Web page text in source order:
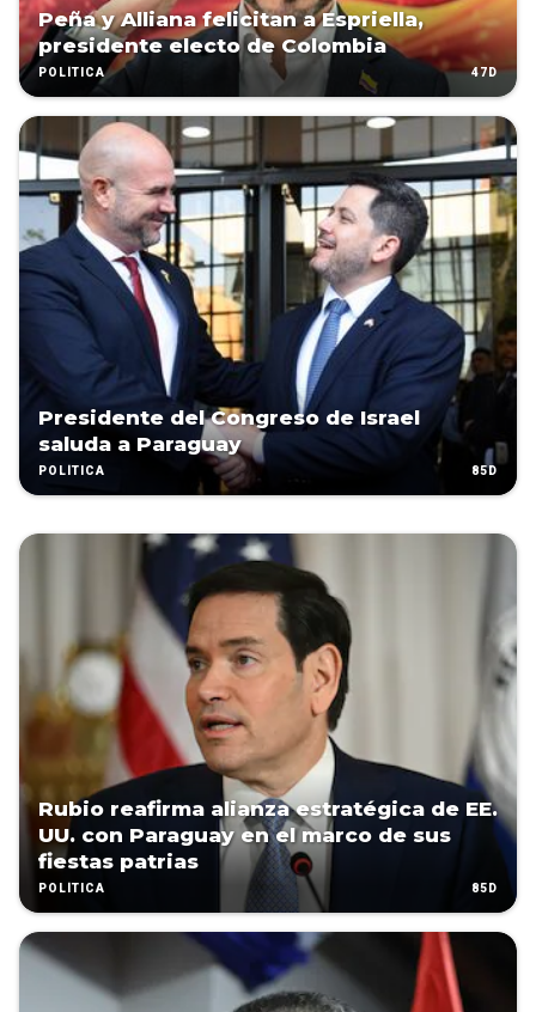
Peña y Alliana felicitan a Espriella,
presidente electo de Colombia
POLÍTICA 47D
Presidente del Congreso de Israel
saluda a Paraguay
POLÍTICA 85D
Rubio reafirma alianza estratégica de EE.
UU. con Paraguay en el marco de sus
fiestas patrias
POLÍTICA 85D